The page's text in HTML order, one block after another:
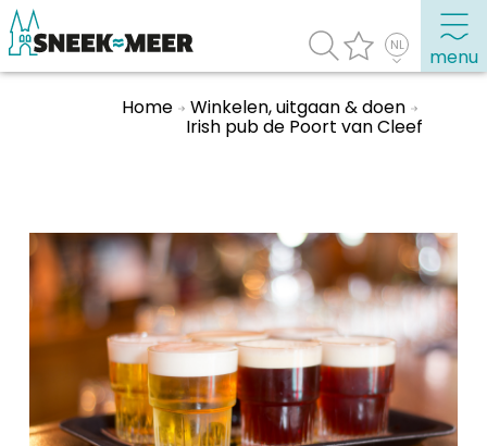
menu
Toeristische informatie
Bezienswaardigheden
Winkelen, uitgaan en doen
Eten, drinken & uitgaan
Watersport
Home Winkelen, uitgaan & doen
Irish pub de Poort van Cleef